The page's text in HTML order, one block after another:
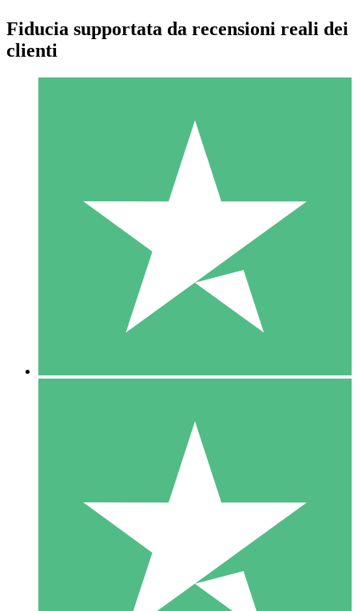
Pacchetti di Crediti Individuali
Paga a consumo con crediti di download. Nessun impegno
1 Download
10
US$1500
10 Download
20
Fiducia supportata da recensioni reali dei
clienti